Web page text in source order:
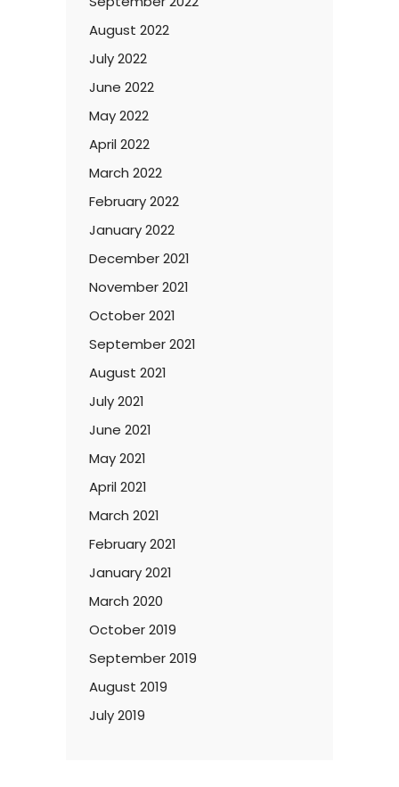
August 2022
July 2022
June 2022
May 2022
April 2022
March 2022
February 2022
January 2022
December 2021
November 2021
October 2021
September 2021
August 2021
July 2021
June 2021
May 2021
April 2021
March 2021
February 2021
January 2021
March 2020
October 2019
September 2019
August 2019
July 2019